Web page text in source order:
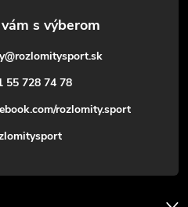
@rozlomitysport.sk
55 728 74 78
rozlomity.sport